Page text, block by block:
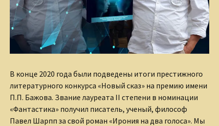
В конце 2020 года были подведены итоги престижного
литературного конкурса «Новый сказ» на премию имени
П.П. Бажова. Звание лауреата II степени в номинации
«Фантастика» получил писатель, ученый, философ
Павел Шарпп за свой роман «Ирония на два голоса». Мы